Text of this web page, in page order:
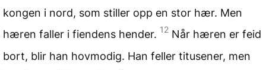
kongen i nord, som stiller opp en stor hær. Men
hæren faller i fiendens hender. 12 Når hæren er feid
bort, blir han hovmodig. Han feller titusener, men